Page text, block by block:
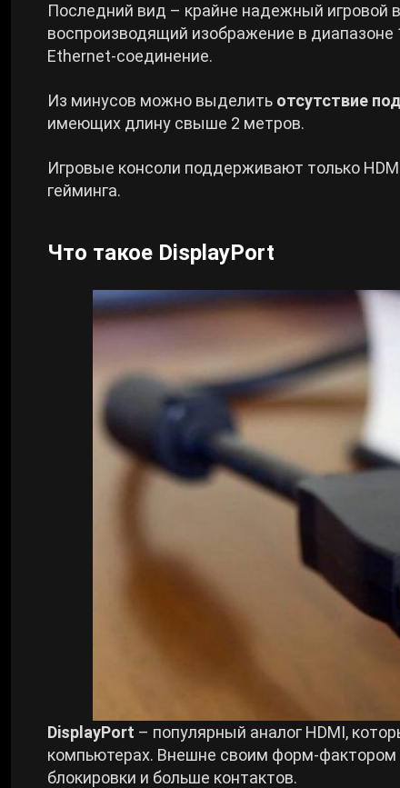
Последний вид – крайне надежный игровой
воспроизводящий изображение в диапазоне
Ethernet-соединение.
Из минусов можно выделить отсутствие
имеющих длину свыше 2 метров.
Игровые консоли поддерживают только
гейминга.
Что такое DisplayPort
DisplayPort – популярный аналог HDMI,
компьютерах. Внешне своим форм-фактором
блокировки и больше контактов.